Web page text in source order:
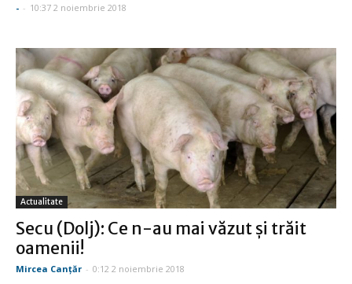
- - 10:37 2 noiembrie 2018
Actualitate
Secu (Dolj): Ce n-au mai văzut şi trăit
oamenii!
Mircea Canţăr - 0:12 2 noiembrie 2018